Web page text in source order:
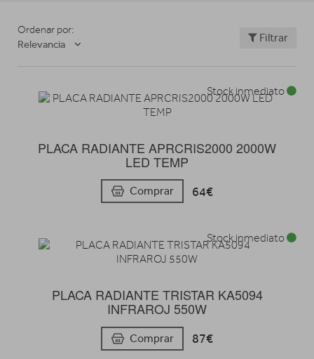
Ordenar por:
Relevancia
Filtrar
PLACA RADIANTE APRCRIS2000 2000W
LED TEMP
Comprar 64€
Stock inmediato
PLACA RADIANTE TRISTAR KA5094
INFRAROJ 550W
Comprar 87€
Stock inmediato